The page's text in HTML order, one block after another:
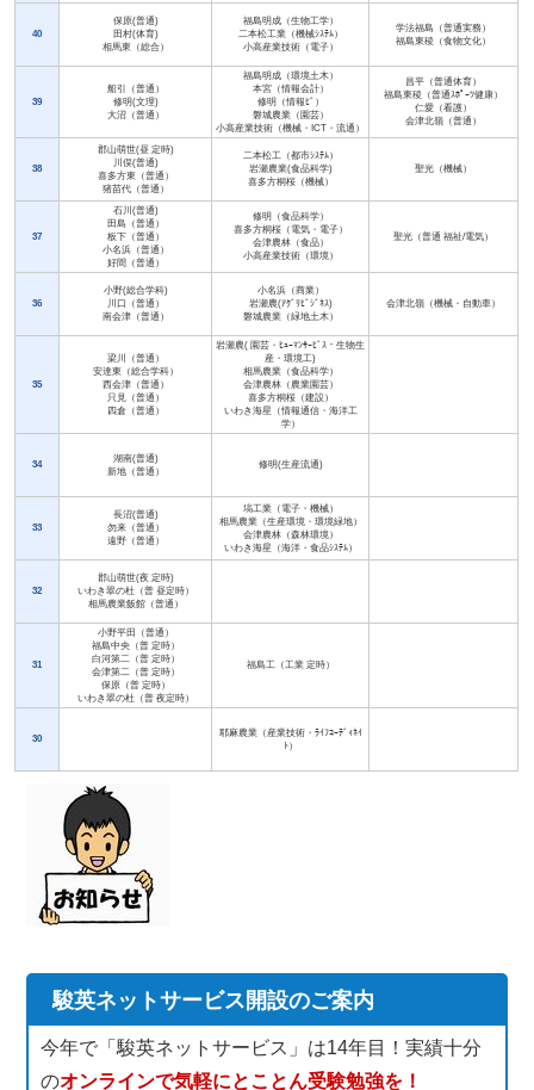
40
保原(普通)
田村(体育)
相馬東（総合）
福島明成（生物工学）
二本松工業（機械ｼｽﾃﾑ）
小高産業技術（電子）
学法福島（普通実務）
福島東稜（食物文化）
39
船引（普通）
修明(文理)
大沼（普通）
福島明成（環境土木）
本宮（情報会計）
修明（情報ﾋﾞ）
磐城農業（園芸）
小高産業技術（機械・ICT・流通）
昌平（普通体育）
福島東稜（普通ｽﾎﾟｰﾂ健康）
仁愛（看護）
会津北嶺（普通）
38
郡山萌世(昼 定時)
川俣(普通)
喜多方東（普通）
猪苗代（普通）
二本松工（都市ｼｽﾃﾑ）
岩瀬農業(食品科学)
喜多方桐桜（機械）
聖光（機械）
37
石川(普通)
田島（普通）
板下（普通）
小名浜（普通）
好間（普通）
修明（食品科学）
喜多方桐桜（電気・電子）
会津農林（食品）
小高産業技術（環境）
聖光（普通 福祉/電気）
36
小野(総合学科)
川口（普通）
南会津（普通）
小名浜（商業）
岩瀬農(ｱｸﾞﾘﾋﾞｼﾞﾈｽ)
磐城農業（緑地土木）
会津北嶺（機械・自動車）
35
梁川（普通）
安達東（総合学科）
西会津（普通）
只見（普通）
四倉（普通）
岩瀬農( 園芸・ﾋｭｰﾏﾝｻｰﾋﾞｽ・生物生
産・環境工)
相馬農業（食品科学）
会津農林（農業園芸）
喜多方桐桜（建設）
いわき海星（情報通信・海洋工
学）
34
湖南(普通)
新地（普通）
修明(生産流通)
33
長沼(普通)
勿来（普通）
遠野（普通）
塙工業（電子・機械）
相馬農業（生産環境・環境緑地）
会津農林（森林環境）
いわき海星（海洋・食品ｼｽﾃﾑ）
32
郡山萌世(夜 定時)
いわき翠の杜（普 昼定時）
相馬農業飯館（普通）
31
小野平田（普通）
福島中央（普 定時）
白河第二（普 定時）
会津第二（普 定時）
保原（普 定時）
いわき翠の杜（普 夜定時）
福島工（工業 定時）
30
耶麻農業（産業技術・ﾗｲﾌｺｰﾃﾞｨﾈｲ
ﾄ）
駿英ネットサービス開設のご案内
今年で「駿英ネットサービス」は14年目！実績十分
のオンラインで気軽にとことん受験勉強を！